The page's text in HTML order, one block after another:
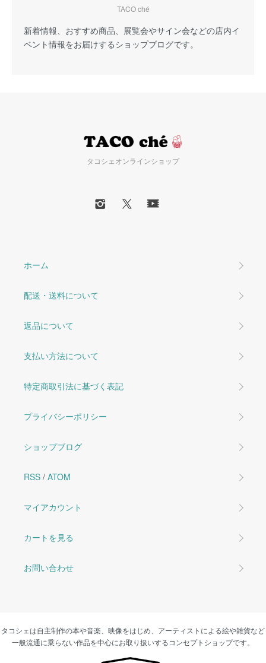
TACO ché
新着情報、おすすめ商品、展覧会やサイン会などの店内イ
ベント情報をお届けするショップブログです。
タコシェオンラインショップ
ホーム
配送・送料について
返品について
支払い方法について
特定商取引法に基づく表記
プライバシーポリシー
ショップブログ
RSS / ATOM
マイアカウント
カートを見る
お問い合わせ
タコシェは自主制作の本や音楽、映像をはじめ、アーティストによる絵や雑貨など
一般流通に乗らない作品を中心にお取り扱いするコンセプトショップです。